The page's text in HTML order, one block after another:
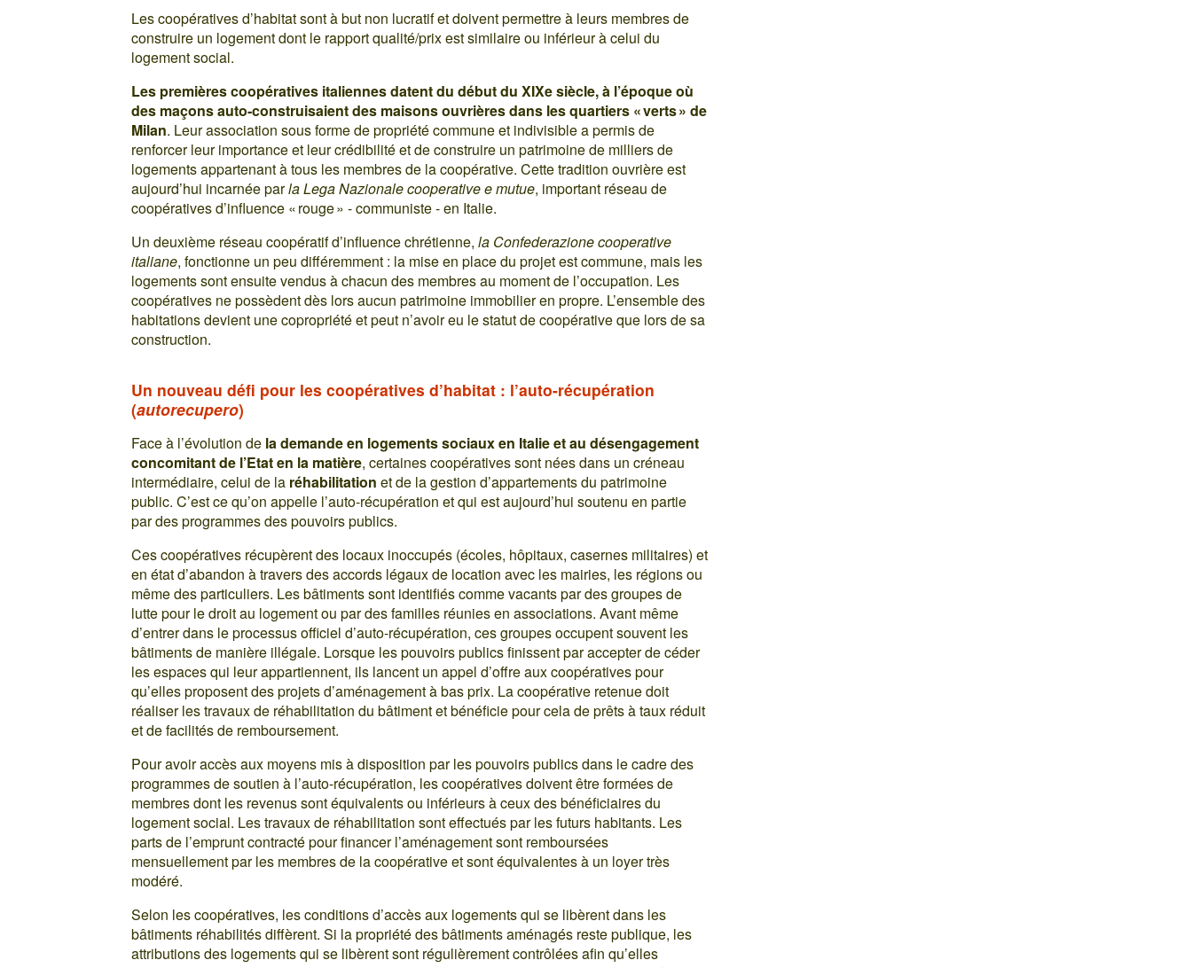
Les coopératives d’habitat sont à but non lucratif et doivent permettre à leurs membres de
construire un logement dont le rapport qualité/prix est similaire ou inférieur à celui du
logement social.
Les premières coopératives italiennes datent du début du XIXe siècle, à l’époque où
des maçons auto-construisaient des maisons ouvrières dans les quartiers « verts » de
Milan. Leur association sous forme de propriété commune et indivisible a permis de
renforcer leur importance et leur crédibilité et de construire un patrimoine de milliers de
logements appartenant à tous les membres de la coopérative. Cette tradition ouvrière est
aujourd’hui incarnée parla Lega Nazionale cooperative e mutue, important réseau de
coopératives d’influence « rouge » - communiste - en Italie.
Un deuxième réseau coopératif d’influence chrétienne,la Confederazione cooperative
italiane, fonctionne un peu différemment : la mise en place du projet est commune, mais les
logements sont ensuite vendus à chacun des membres au moment de l’occupation. Les
coopératives ne possèdent dès lors aucun patrimoine immobilier en propre. L’ensemble des
habitations devient une copropriété et peut n’avoir eu le statut de coopérative que lors de sa
construction.
Un nouveau défi pour les coopératives d’habitat : l’auto-récupération
(autorecupero)
Face à l’évolution de la demande en logements sociaux en Italie et au désengagement
concomitant de l’Etat en la matière, certaines coopératives sont nées dans un créneau
intermédiaire, celui de la réhabilitation et de la gestion d’appartements du patrimoine
public. C’est ce qu’on appelle l’auto-récupération et qui est aujourd’hui soutenu en partie
par des programmes des pouvoirs publics.
Ces coopératives récupèrent des locaux inoccupés (écoles, hôpitaux, casernes militaires) et
en état d’abandon à travers des accords légaux de location avec les mairies, les régions ou
même des particuliers. Les bâtiments sont identifiés comme vacants par des groupes de
lutte pour le droit au logement ou par des familles réunies en associations. Avant même
d’entrer dans le processus officiel d’auto-récupération, ces groupes occupent souvent les
bâtiments de manière illégale. Lorsque les pouvoirs publics finissent par accepter de céder
les espaces qui leur appartiennent, ils lancent un appel d’offre aux coopératives pour
qu’elles proposent des projets d’aménagement à bas prix. La coopérative retenue doit
réaliser les travaux de réhabilitation du bâtiment et bénéficie pour cela de prêts à taux réduit
et de facilités de remboursement.
Pour avoir accès aux moyens mis à disposition par les pouvoirs publics dans le cadre des
programmes de soutien à l’auto-récupération, les coopératives doivent être formées de
membres dont les revenus sont équivalents ou inférieurs à ceux des bénéficiaires du
logement social. Les travaux de réhabilitation sont effectués par les futurs habitants. Les
parts de l’emprunt contracté pour financer l’aménagement sont remboursées
mensuellement par les membres de la coopérative et sont équivalentes à un loyer très
modéré.
Selon les coopératives, les conditions d’accès aux logements qui se libèrent dans les
bâtiments réhabilités diffèrent. Si la propriété des bâtiments aménagés reste publique, les
attributions des logements qui se libèrent sont régulièrement contrôlées afin qu’elles